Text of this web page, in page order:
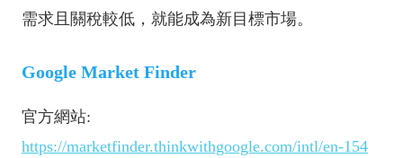
需求且關稅較低，就能成為新目標市場。
Google Market Finder
官方網站:
https://marketfinder.thinkwithgoogle.com/intl/en-154